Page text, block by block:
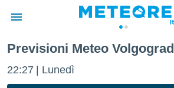
di
Previsioni Meteo Volgograd
22:27 Lunedì